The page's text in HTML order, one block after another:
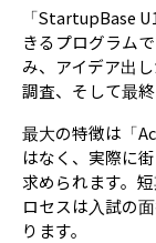
「StartupBase
きるプログラムで
み、アイデア出
調査、そして最
最大の特徴は「
はなく、実際に
求められます。
ロセスは入試の
ります。